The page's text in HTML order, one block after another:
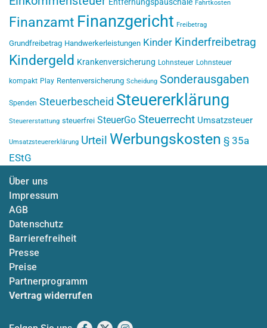
Fahrtkosten
Finanzamt Finanzgericht Freibetrag
Grundfreibetrag Handwerkerleistungen Kinder Kinderfreibetrag
Kindergeld Krankenversicherung Lohnsteuer Lohnsteuer
kompakt Play Rentenversicherung Scheidung Sonderausgaben
Spenden Steuerbescheid Steuererklärung
Steuererstattung steuerfrei SteuerGo Steuerrecht Umsatzsteuer
Umsatzsteuererklärung Urteil Werbungskosten § 35a
EStG
Über uns
Impressum
AGB
Datenschutz
Barrierefreiheit
Presse
Preise
Partnerprogramm
Vertrag widerrufen